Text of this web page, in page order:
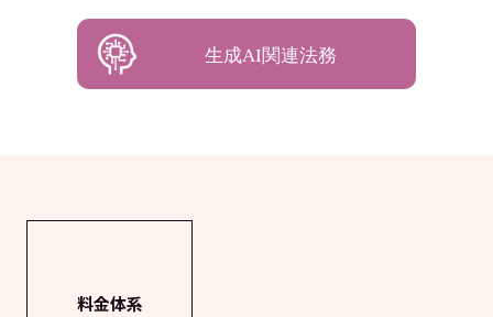
生成AI関連法務
料金体系